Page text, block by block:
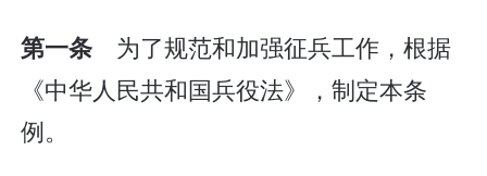
第一条 为了规范和加强征兵工作，根据
《中华人民共和国兵役法》，制定本条
例。